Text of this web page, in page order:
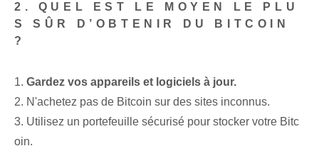
2. QUEL EST LE MOYEN LE PLU
S SÛR D’OBTENIR DU BITCOIN
?
1. Gardez vos appareils et logiciels à jour.
2. N'achetez pas de Bitcoin sur des sites inconnus.
3. Utilisez un portefeuille sécurisé pour stocker votre Bitc
oin.